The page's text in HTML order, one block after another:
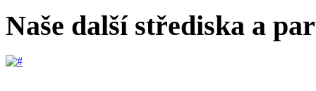
Naše další střediska a